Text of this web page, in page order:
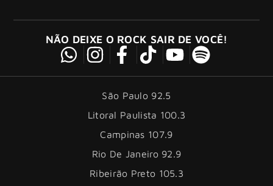
NÃO DEIXE O ROCK SAIR DE VOCÊ!
São Paulo 92.5
Litoral Paulista 100.3
Campinas 107.9
Rio De Janeiro 92.9
Ribeirão Preto 105.3